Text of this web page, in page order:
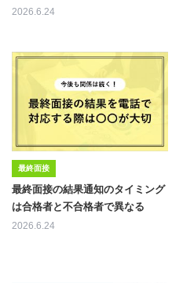
2026.6.24
最終面接
最終面接の結果通知のタイミング
は合格者と不合格者で異なる
2026.6.24